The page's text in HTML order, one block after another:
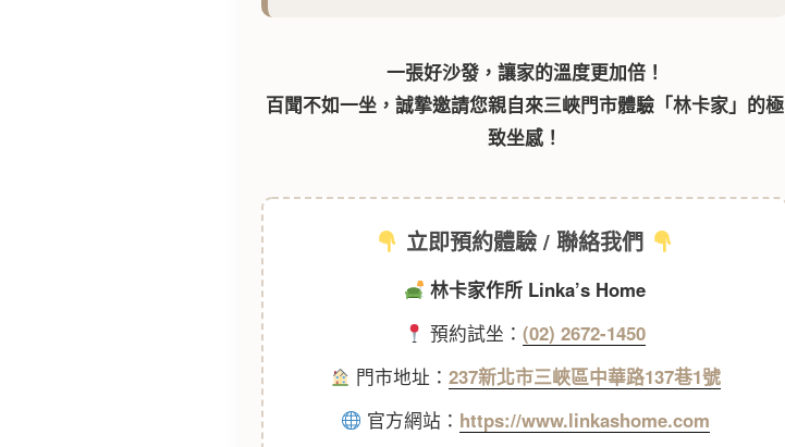
一張好沙發，讓家的溫度更加倍！
百聞不如一坐，誠摯邀請您親自來三峽門市體驗「林卡家」的極
致坐感！
立即預約體驗 / 聯絡我們
林卡家作所 Linka’s Home
預約試坐：(02) 2672-1450
門市地址： 237新北市三峽區中華路137巷1號
官方網站： https://www.linkashome.com